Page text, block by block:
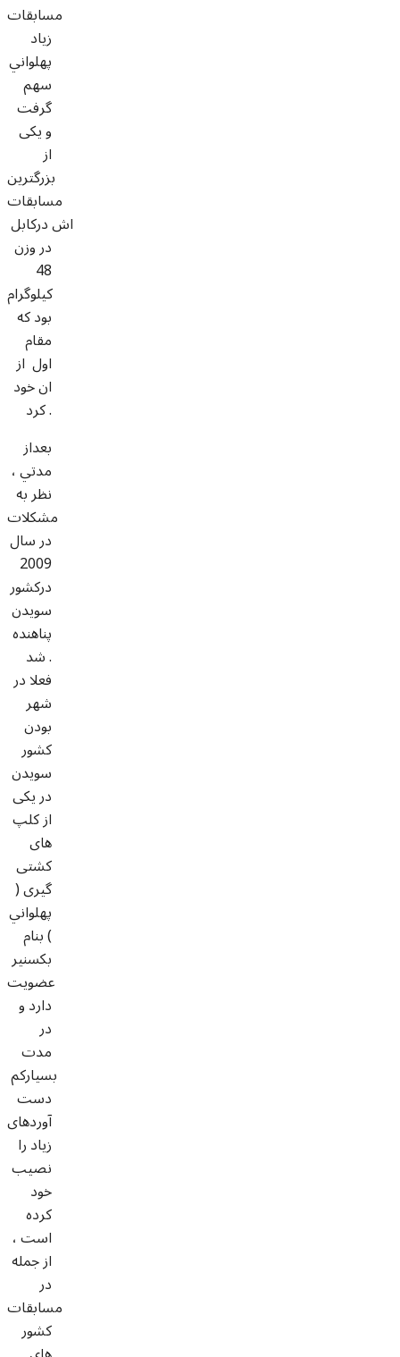
مسابقات
زیاد
پهلواني
سهم
گرفت
و یکی
از
بزرگترین
مسابقات
اش درکابل
در وزن
48
کیلوگرام
بود که
مقام
اول از
ان خود
کرد .
بعداز
مدتي ،
نظر به
مشکلات
در سال
2009
درکشور
سویدن
پناهنده
شد .
فعلا در
شهر
بودن
کشور
سویدن
در یکی
از کلپ
های
کشتی
گیری (
پهلواني
) بنام
بکسنیر
عضویت
دارد و
در
مدت
بسیارکم
دست
آوردهای
زیاد را
نصیب
خود
کرده
است ،
از جمله
در
مسابقات
کشور